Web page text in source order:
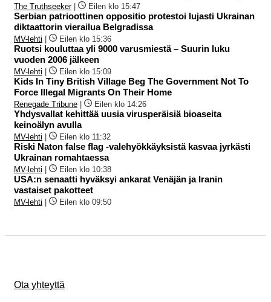
The Truthseeker| Eilen klo 15:47
Serbian patrioottinen oppositio protestoi lujasti Ukrainan
diktaattorin vierailua Belgradissa
MV-lehti | Eilen klo 15:36
Ruotsi kouluttaa yli 9000 varusmiestä – Suurin luku
vuoden 2006 jälkeen
MV-lehti | Eilen klo 15:09
Kids In Tiny British Village Beg The Government Not To
Force Illegal Migrants On Their Home
Renegade Tribune | Eilen klo 14:26
Yhdysvallat kehittää uusia virusperäisiä bioaseita
keinoälyn avulla
MV-lehti | Eilen klo 11:32
Riski Naton false flag -valehyökkäyksistä kasvaa jyrkästi
Ukrainan romahtaessa
MV-lehti | Eilen klo 10:38
USA:n senaatti hyväksyi ankarat Venäjän ja Iranin
vastaiset pakotteet
MV-lehti | Eilen klo 09:50
Ota yhteyttä